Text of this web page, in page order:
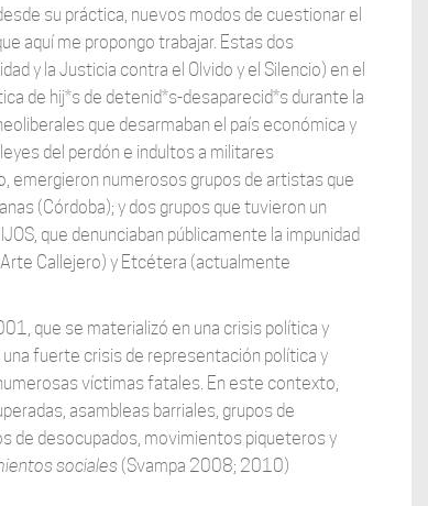
su práctica, nuevos modos de cuestionar el
aquí me propongo trabajar. Estas dos
y la Justicia contra el Olvido y el Silencio) en el
de hij*s de detenid*s-desaparecid*s durante la
que desarmaban el país económica y
del perdón e indultos a militares
emergieron numerosos grupos de artistas que
(Córdoba); y dos grupos que tuvieron un
que denunciaban públicamente la impunidad
Callejero) y Etcétera (actualmente
que se materializó en una crisis política y
fuerte crisis de representación política y
víctimas fatales. En este contexto,
asambleas barriales, grupos de
de desocupados, movimientos piqueteros y
sociales(Svampa 2008; 2010)